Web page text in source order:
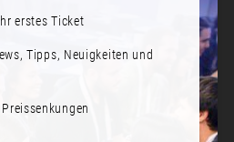
erstes Ticket
Tipps, Neuigkeiten und